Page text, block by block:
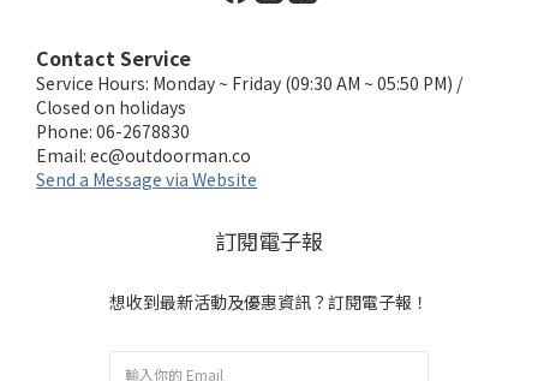
Contact Service
Service Hours: Monday ~ Friday (09:30 AM ~ 05:50 PM) /
Closed on holidays
Phone: 06-2678830
Email: ec@outdoorman.co
Send a Message via Website
訂閱電子報
想收到最新活動及優惠資訊？訂閱電子報！